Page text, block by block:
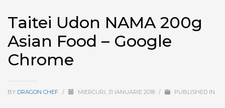
Taitei Udon NAMA 200g
Asian Food – Google
Chrome
BY DRAGON CHEF / MIERCURI, 31 IANUARIE 2018 / PUBLISHED IN